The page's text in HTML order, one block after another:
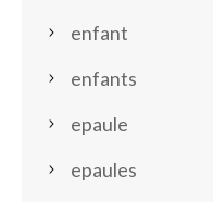
enfant
enfants
epaule
epaules